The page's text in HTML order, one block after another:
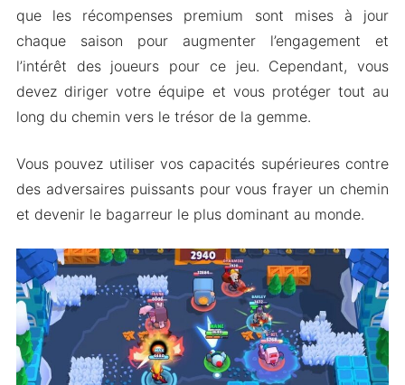
que les récompenses premium sont mises à jour
chaque saison pour augmenter l’engagement et
l’intérêt des joueurs pour ce jeu. Cependant, vous
devez diriger votre équipe et vous protéger tout au
long du chemin vers le trésor de la gemme.
Vous pouvez utiliser vos capacités supérieures contre
des adversaires puissants pour vous frayer un chemin
et devenir le bagarreur le plus dominant au monde.